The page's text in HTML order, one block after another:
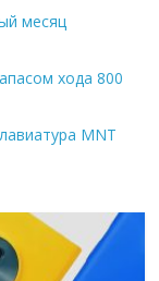
месяц
хода 800
MNT